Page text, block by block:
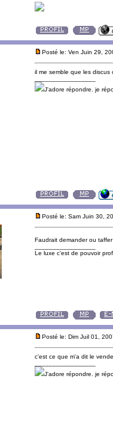
Posté le: Ven Juin 29,
il me semble que les discus
J'adore répondre. je
Posté le: Sam Juin 30,
Faudrait demander ou
Le luxe c'est de pouvoir
Posté le: Dim Juil 01,
c'est ce que m'a dit le
J'adore répondre. je